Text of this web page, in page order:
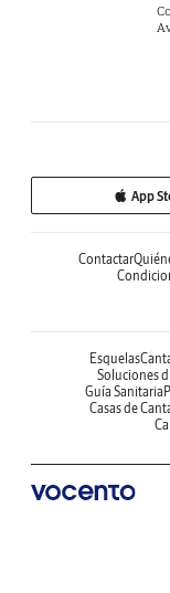
App
Contactar
Esquelas
Soluciones
Guía Sanitaria
Casas de